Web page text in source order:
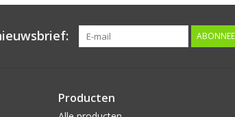
Producten